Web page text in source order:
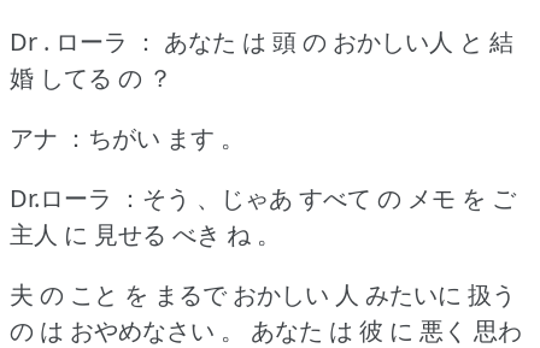
Dr . ローラ ： あなた は 頭 の おかしい人 と 結
婚 してる の ？
アナ ：ちがい ます 。
Dr.ローラ ：そう 、じゃあ すべて の メモ を ご
主人 に 見せる べき ね 。
夫 の こと を まるで おかしい 人 みたいに 扱う
の は おやめなさい 。
あなた は 彼 に 悪く 思わ